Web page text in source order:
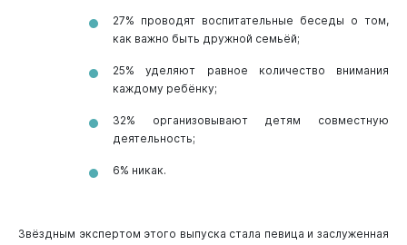
27% проводят воспитательные беседы о том,
как важно быть дружной семьёй;
25% уделяют равное количество внимания
каждому ребёнку;
32% организовывают детям совместную
деятельность;
6% никак.
Звёздным экспертом этого выпуска стала певица и заслуженная